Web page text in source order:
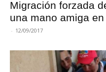
Migración forzada
una mano amiga
- 12/09/2017